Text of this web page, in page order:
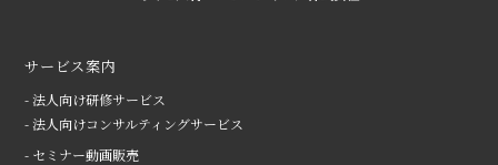
サービス案内
- 法人向け研修サービス
- 法人向けコンサルティングサービス
- セミナー動画販売